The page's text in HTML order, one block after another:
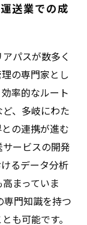
送業での成
パスが数多く
の専門家とし
率的なルート
、多岐にわた
の連携が進む
ービスの開発
るデータ分析
まっていま
専門知識を持つ
も可能です。